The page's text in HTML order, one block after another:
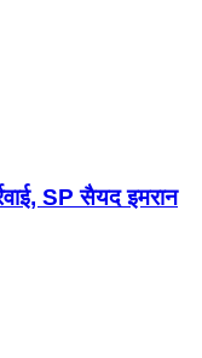
SP सैयद इमरान